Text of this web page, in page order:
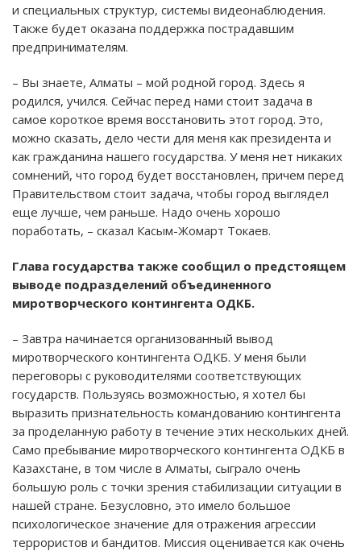
и специальных структур, системы видеонаблюдения.
Также будет оказана поддержка пострадавшим
предпринимателям.
– Вы знаете, Алматы – мой родной город. Здесь я
родился, учился. Сейчас перед нами стоит задача в
самое короткое время восстановить этот город. Это,
можно сказать, дело чести для меня как президента и
как гражданина нашего государства. У меня нет никаких
сомнений, что город будет восстановлен, причем перед
Правительством стоит задача, чтобы город выглядел
еще лучше, чем раньше. Надо очень хорошо
поработать, – сказал Касым-Жомарт Токаев.
Глава государства также сообщил о предстоящем
выводе подразделений объединенного
миротворческого контингента ОДКБ.
– Завтра начинается организованный вывод
миротворческого контингента ОДКБ. У меня были
переговоры с руководителями соответствующих
государств. Пользуясь возможностью, я хотел бы
выразить признательность командованию контингента
за проделанную работу в течение этих нескольких дней.
Само пребывание миротворческого контингента ОДКБ в
Казахстане, в том числе в Алматы, сыграло очень
большую роль с точки зрения стабилизации ситуации в
нашей стране. Безусловно, это имело большое
психологическое значение для отражения агрессии
террористов и бандитов. Миссия оценивается как очень